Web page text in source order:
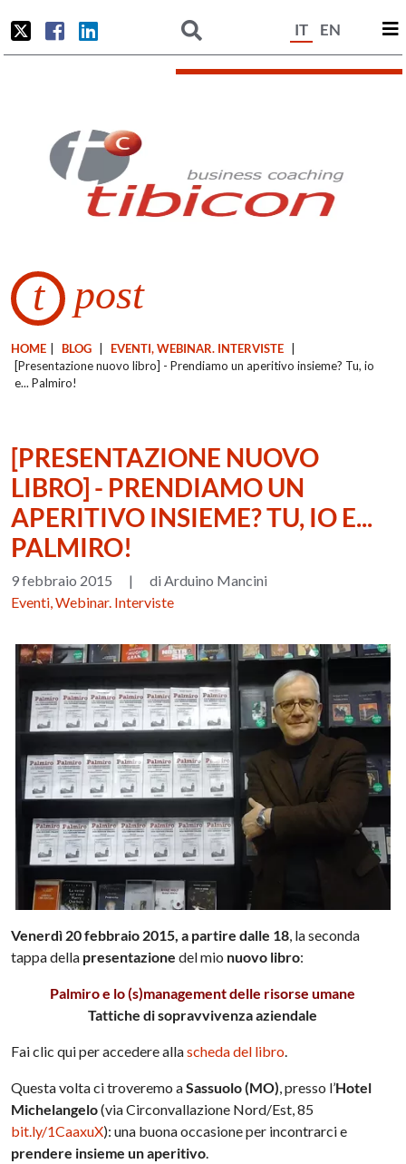
IT EN
t post
HOME BLOG EVENTI, WEBINAR. INTERVISTE
[Presentazione nuovo libro] - Prendiamo un aperitivo insieme? Tu, io
e... Palmiro!
[PRESENTAZIONE NUOVO
LIBRO] - PRENDIAMO UN
APERITIVO INSIEME? TU, IO E...
PALMIRO!
9 febbraio 2015 |
di Arduino Mancini
Eventi, Webinar. Interviste
Venerdì 20 febbraio 2015, a partire dalle 18, la seconda
tappa della presentazione del mio nuovo libro:
Palmiro e lo (s)management delle risorse umane
Tattiche di sopravvivenza aziendale
Fai clic qui per accedere allascheda del libro.
Questa volta ci troveremo aSassuolo (MO), presso l’Hotel
Michelangelo(via Circonvallazione Nord/Est, 85
bit.ly/1CaaxuX): una buona occasione per incontrarci e
prendere insieme un aperitivo.